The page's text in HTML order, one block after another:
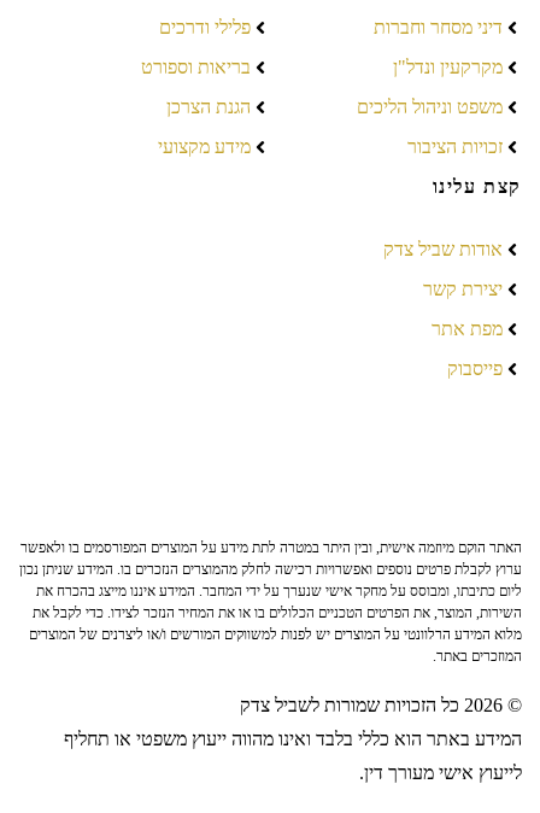
דיני מסחר וחברות
מקרקעין ונדל"ן
משפט וניהול הליכים
זכויות הציבור
פלילי ודרכים
בריאות וספורט
הגנת הצרכן
מידע מקצועי
קצת עלינו
אודות שביל צדק
יצירת קשר
מפת אתר
פייסבוק
האתר הוקם מיוזמה אישית, ובין היתר במטרה לתת מידע על המוצרים המפורסמים בו ולאפשר
ערוץ לקבלת פרטים נוספים ואפשרויות רכישה לחלק מהמוצרים הנזכרים בו. המידע שניתן נכון
ליום כתיבתו, ומבוסס על מחקר אישי שנערך על ידי המחבר. המידע איננו מייצג בהכרח את
השירות, המוצר, את הפרטים הטכניים הכלולים בו או את המחיר הנזכר לצידו. כדי לקבל את
מלוא המידע הרלוונטי על המוצרים יש לפנות למשווקים המורשים ו/או ליצרנים של המוצרים
המוזכרים באתר.
© 2026 כל הזכויות שמורות לשביל צדק
המידע באתר הוא כללי בלבד ואינו מהווה ייעוץ משפטי או תחליף
לייעוץ אישי מעורך דין.